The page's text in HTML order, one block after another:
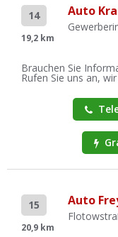
14
19,2 km
Auto
Brauchen Sie
Rufen Sie uns an,
15
20,9 km
Auto